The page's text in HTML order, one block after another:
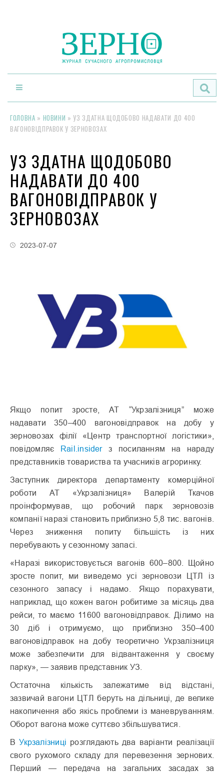
ГОЛОВНА » НОВИНИ » УЗ ЗДАТНА ЩОДОБОВО НАДАВАТИ ДО 400
ВАГОНОВІДПРАВОК У ЗЕРНОВОЗАХ
УЗ ЗДАТНА ЩОДОБОВО
НАДАВАТИ ДО 400
ВАГОНОВІДПРАВОК У
ЗЕРНОВОЗАХ
2023-07-07
Якщо попит зросте, АТ “Укрзалізниця” може
надавати 350–400 вагоновідправок на добу у
зерновозах філії «Центр транспортної логістики»,
повідомляє
Rail.insiderз посиланням на нараду
представників товариства та учасників агроринку.
Заступник директора департаменту комерційної
роботи АТ «Укрзалізниця» Валерій Ткачов
проінформував, що робочий парк зерновозів
компанії наразі становить приблизно 5,8 тис. вагонів.
Через зниження попиту більшість із них
перебувають у сезонному запасі.
«Наразі використовується вагонів 600–800. Щойно
зросте попит, ми виведемо усі зерновози ЦТЛ із
сезонного запасу і надамо. Якщо порахувати,
наприклад, що кожен вагон робитиме за місяць два
рейси, то маємо 11600 вагоновідправок. Ділимо на
30 діб і отримуємо, що приблизно 350–400
вагоновідправок на добу теоретично Укрзалізниця
може забезпечити для відвантаження у своєму
парку», — заявив представник УЗ.
Остаточна кількість залежатиме від відстані,
зазвичай вагони ЦТЛ беруть на дільниці, де велике
накопичення або якісь проблеми із маневруванням.
Оборот вагона може суттєво збільшуватися.
ВУкрзалізниці розглядають два варіанти реалізації
свого рухомого складу для перевезення зернових.
Перший — передача на загальних засадах за